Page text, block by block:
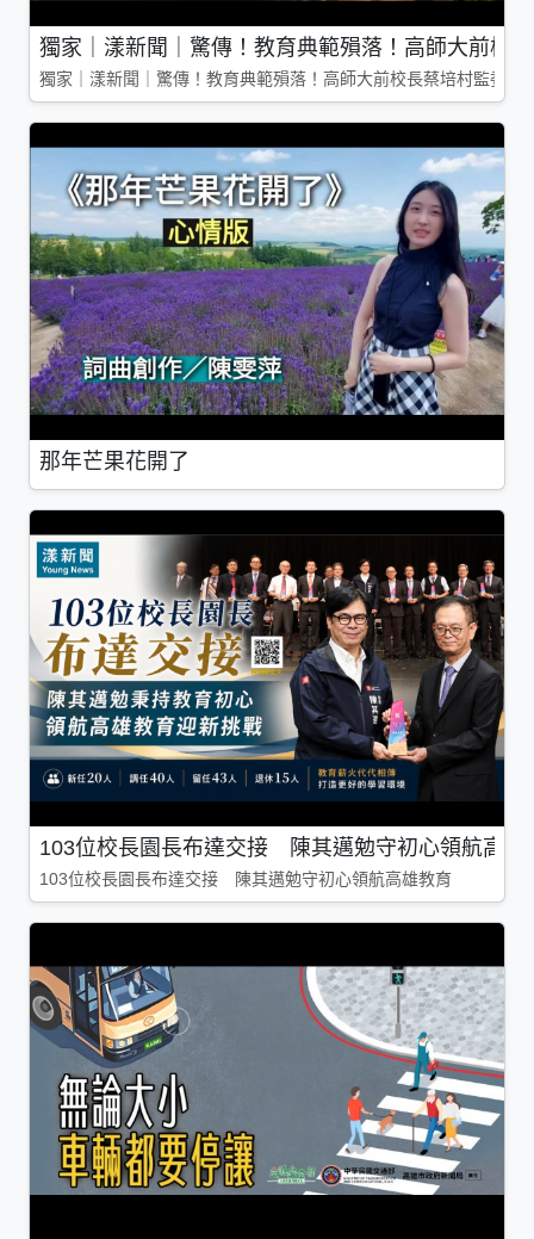
獨家｜漾新聞｜驚傳！教育典範殞落！高師大前校
獨家｜漾新聞｜驚傳！教育典範殞落！高師大前校長蔡培村監委
那年芒果花開了
103位校長園長布達交接 陳其邁勉守初心領航高雄
103位校長園長布達交接 陳其邁勉守初心領航高雄教育